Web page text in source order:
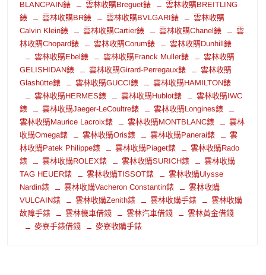
BLANCPAIN錶
雲林收購Breguet錶
雲林收購BREITLING
錶
雲林收購BR錶 雲林收購BVLGARI錶
雲林收購
Calvin Klein錶
雲林收購Cartier錶 雲林收購Chanel錶
雲
林收購Chopard錶
雲林收購Corum錶
雲林收購Dunhill錶
雲林收購Ebel錶
雲林收購Franck Muller錶
雲林收購
GELISHIDAN錶
雲林收購Girard-Perregaux錶
雲林收購
Glashütte錶
雲林收購GUCCI錶
雲林收購HAMILTON錶
雲林收購HERMES錶
雲林收購Hublot錶
雲林收購IWC
錶
雲林收購Jaeger-LeCoultre錶
雲林收購Longines錶
雲林收購Maurice Lacroix錶
雲林收購MONTBLANC錶
雲林
收購Omega錶
雲林收購Oris錶 雲林收購Panerai錶
雲
林收購Patek Philippe錶
雲林收購Piaget錶
雲林收購Rado
錶
雲林收購ROLEX錶 雲林收購SURICH錶
雲林收購
TAG HEUER錶
雲林收購TISSOT錶
雲林收購Ulysse
Nardin錶
雲林收購Vacheron Constantin錶
雲林收購
VULCAIN錶
雲林收購Zenith錶 雲林收購手錶
雲林收購
故障手錶
雲林機車借錢 雲林汽車借錢
雲林黃金借錢
麥寮手錶借錢
麥寮收購手錶